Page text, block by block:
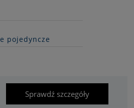
pojedyncze
Sprawdź szczegóły